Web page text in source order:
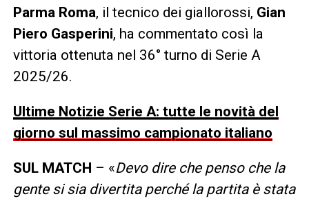
Parma Roma, il tecnico dei giallorossi, Gian
Piero Gasperini, ha commentato così la
vittoria ottenuta nel 36° turno di Serie A
2025/26.
Ultime Notizie Serie A: tutte le novità del
giorno sul massimo campionato italiano
SUL MATCH – «Devo dire che penso che la
gente si sia divertita perché la partita è stata